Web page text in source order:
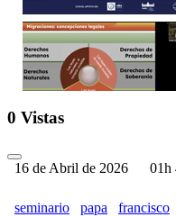
0 Vistas
16 de Abril de 2026 01h
seminario papa francisco